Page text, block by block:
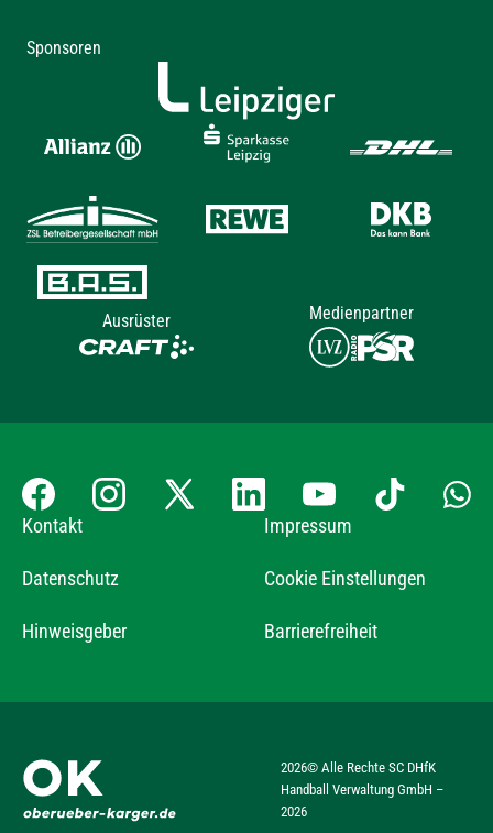
Sponsoren
Ausrüster Medienpartner
Kontakt Impressum
Datenschutz Cookie Einstellungen
Hinweisgeber Barrierefreiheit
2026© Alle Rechte SC DHfK
Handball Verwaltung GmbH –
2026